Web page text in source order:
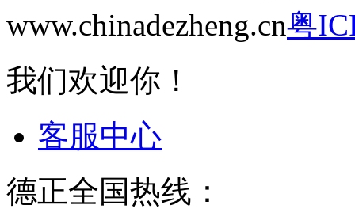
www.chinadezheng.cn粤
我们欢迎你！
客服中心
德正全国热线：